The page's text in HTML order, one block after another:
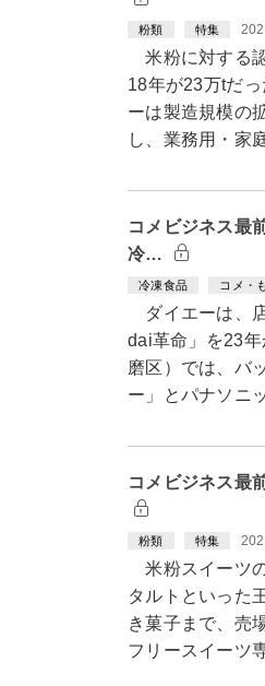
粉類 特集
米粉に対する
18年が23万tだ
ーは製造規模の
し、業務用・家
コメビジネス最
冷…
冷凍食品 コメ・
ダイエーは、
dai革命」を23
磨区）では、バ
ー」とパナソニ
コメビジネス最
粉類 特集
米粉スイーツ
タルトといった
き菓子まで、売
フリースイーツ